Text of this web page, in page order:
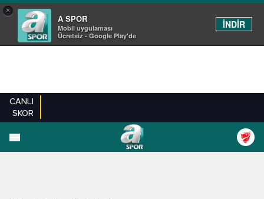
×
A SPOR
Mobil uygulaması
Ücretsiz - Google Play'de
İNDİR
CANLI
SKOR